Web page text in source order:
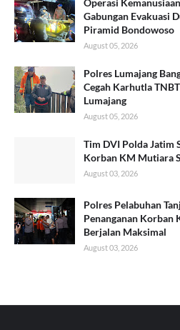
Operasi
Gabungan Evakuasi
Piramid Bondowoso
August 05, 2026
Polres Lumajang
Cegah Karhutla
Lumajang
August 05, 2026
Tim DVI Polda Jatim
Korban KM Mutiara
August 03, 2026
Polres Pelabuhan
Penanganan Korban
Berjalan Maksimal
August 03, 2026